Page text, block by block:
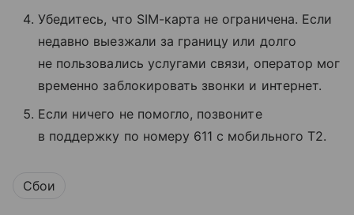
Убедитесь, что SIM-карта не ограничена. Если
недавно выезжали за границу или долго
не пользовались услугами связи, оператор мог
временно заблокировать звонки и интернет.
Если ничего не помогло, позвоните
в поддержку по номеру 611 с мобильного T2.
Сбои